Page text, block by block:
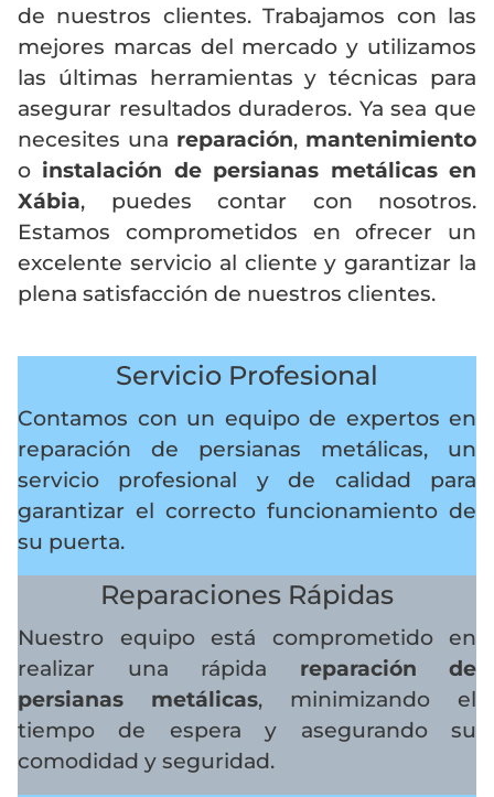
de nuestros clientes. Trabajamos con las
mejores marcas del mercado y utilizamos
las últimas herramientas y técnicas para
asegurar resultados duraderos. Ya sea que
necesites una reparación, mantenimiento
o instalación de persianas metálicas en
Xábia, puedes contar con nosotros.
Estamos comprometidos en ofrecer un
excelente servicio al cliente y garantizar la
plena satisfacción de nuestros clientes.
Servicio Profesional
Contamos con un equipo de expertos en
reparación de persianas metálicas, un
servicio profesional y de calidad para
garantizar el correcto funcionamiento de
su puerta.
Reparaciones Rápidas
Nuestro equipo está comprometido en
realizar una rápida reparación de
persianas metálicas, minimizando el
tiempo de espera y asegurando su
comodidad y seguridad.